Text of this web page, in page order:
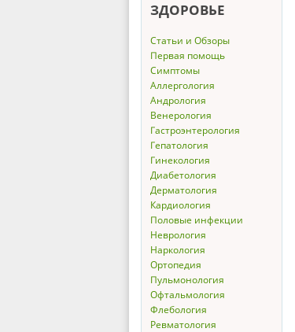
ЗДОРОВЬЕ
Статьи и Обзоры
Первая помощь
Симптомы
Аллергология
Андрология
Венерология
Гастроэнтерология
Гепатология
Гинекология
Диабетология
Дерматология
Кардиология
Половые инфекции
Неврология
Наркология
Ортопедия
Пульмонология
Офтальмология
Флебология
Ревматология